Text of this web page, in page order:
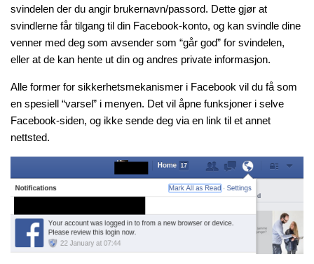
svindelen der du angir brukernavn/passord. Dette gjør at
svindlerne får tilgang til din Facebook-konto, og kan svindle dine
venner med deg som avsender som “går god” for svindelen,
eller at de kan hente ut din og andres private informasjon.
Alle former for sikkerhetsmekanismer i Facebook vil du få som
en spesiell “varsel” i menyen. Det vil åpne funksjoner i selve
Facebook-siden, og ikke sende deg via en link til et annet
nettsted.